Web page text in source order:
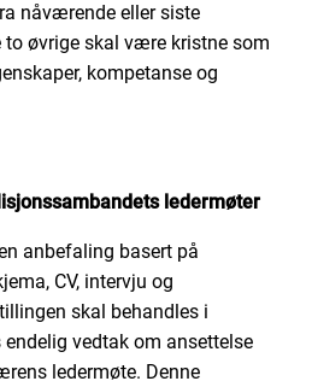
nåværende eller siste
to øvrige skal være kristne som
kompetanse og
ledermøter
anbefaling basert på
CV, intervju og
skal behandles i
vedtak om ansettelse
ledermøte. Denne